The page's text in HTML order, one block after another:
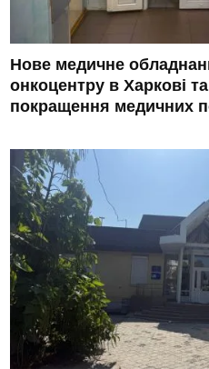
Нове медичне
онкоцентру в Харкові
покращення медичних